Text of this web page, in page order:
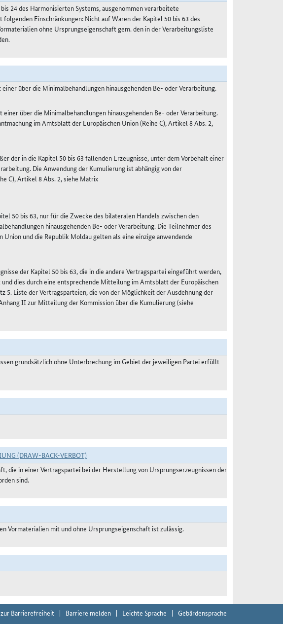
24 des Harmonisierten Systems, ausgenommen verarbeitete
Einschränkungen: Nicht auf Waren der Kapitel 50 bis 63 des
ohne Ursprungseigenschaft gem. den in der Verarbeitungsliste
über die Minimalbehandlungen hinausgehenden Be- oder Verarbeitung.
über die Minimalbehandlungen hinausgehenden Be- oder Verarbeitung.
im Amtsblatt der Europäischen Union (Reihe C), Artikel 8 Abs. 2,
der in die Kapitel 50 bis 63 fallenden Erzeugnisse, unter dem Vorbehalt einer
Die Anwendung der Kumulierung ist abhängig von der
C), Artikel 8 Abs. 2, siehe Matrix
50 bis 63, nur für die Zwecke des bilateralen Handels zwischen den
hinausgehenden Be- oder Verarbeitung. Die Teilnehmer des
und die Republik Moldau gelten als eine einzige anwendende
der Kapitel 50 bis 63, die in die andere Vertragspartei eingeführt werden,
dies durch eine entsprechende Mitteilung im Amtsblatt der Europäischen
5. Liste der Vertragsparteien, die von der Möglichkeit der Ausdehnung der
II zur Mitteilung der Kommission über die Kumulierung (siehe
grundsätzlich ohne Unterbrechung im Gebiet der jeweiligen Partei erfüllt
(DRAW-BACK-VERBOT)
die in einer Vertragspartei bei der Herstellung von Ursprungserzeugnissen der
sind.
Vormaterialien mit und ohne Ursprungseigenschaft ist zulässig.
Barrierefreiheit Barriere melden Leichte Sprache Gebärdensprache